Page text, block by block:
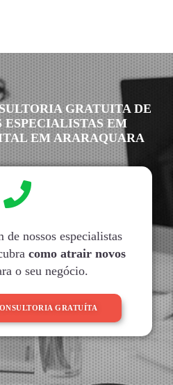
GRATUITA DE
ESPECIALISTAS EM
EM ARARAQUARA
de nossos especialistas
como atrair novos
o seu negócio.
GRATUÍTA